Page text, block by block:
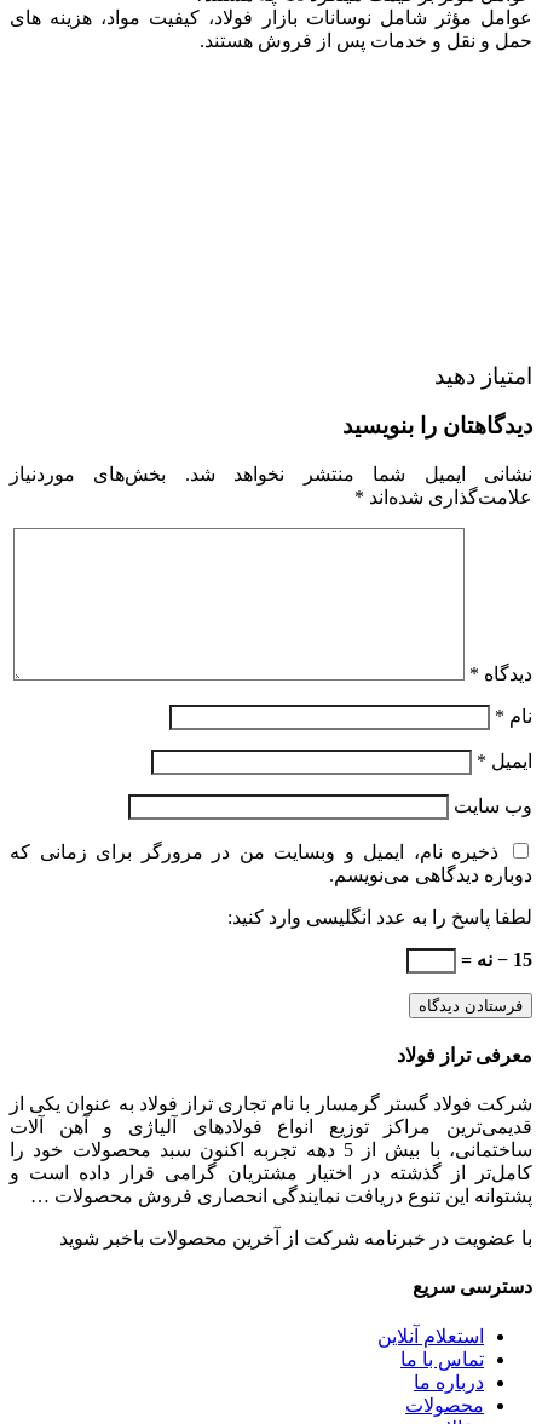
عوامل مؤثر شامل نوسانات بازار فولاد، کیفیت مواد، هزینه‌ های
حمل و نقل و خدمات پس از فروش هستند.
امتیاز دهید
دیدگاهتان را بنویسید
نشانی ایمیل شما منتشر نخواهد شد.
بخش‌های موردنیاز
علامت‌گذاری شده‌اند *
دیدگاه *
نام *
ایمیل *
وب‌ سایت
ذخیره نام، ایمیل و وبسایت من در مرورگر برای زمانی که
دوباره دیدگاهی می‌نویسم.
لطفا پاسخ را به عدد انگلیسی وارد کنید:
15 − نه =
معرفی تراز فولاد
شرکت فولاد گستر گرمسار با نام تجاری تراز فولاد به عنوان یکی از
قدیمی‌ترین مراکز توزیع انواع فولادهای آلیاژی و آهن آلات
ساختمانی، با بیش از 5 دهه تجربه اکنون سبد محصولات خود را
کامل‌تر از گذشته در اختیار مشتریان گرامی قرار داده است و
پشتوانه این تنوع دریافت نمایندگی انحصاری فروش محصولات …
با عضویت در خبرنامه شرکت از آخرین محصولات باخبر شوید
دسترسی سریع
استعلام آنلاین
تماس با ما
درباره ما
محصولات